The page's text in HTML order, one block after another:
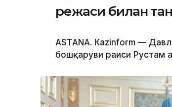
режаси билан
ASTANА. Каzinform —
бошқаруви раиси Рустам